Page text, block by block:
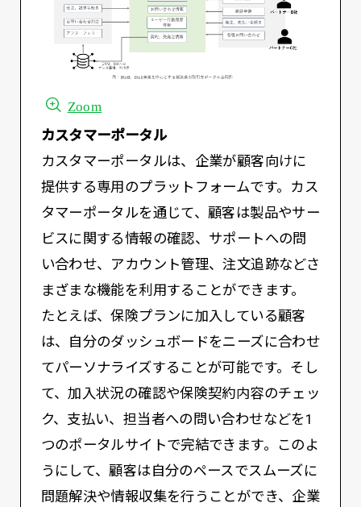
Zoom
カスタマーポータル
カスタマーポータルは、企業が顧客向けに
提供する専用のプラットフォームです。カス
タマーポータルを通じて、顧客は製品やサー
ビスに関する情報の確認、サポートへの問
い合わせ、アカウント管理、注文追跡などさ
まざまな機能を利用することができます。
たとえば、保険プランに加入している顧客
は、自分のダッシュボードをニーズに合わせ
てパーソナライズすることが可能です。そし
て、加入状況の確認や保険契約内容のチェッ
ク、支払い、担当者への問い合わせなどを1
つのポータルサイトで完結できます。このよ
うにして、顧客は自分のペースでスムーズに
問題解決や情報収集を行うことができ、企業